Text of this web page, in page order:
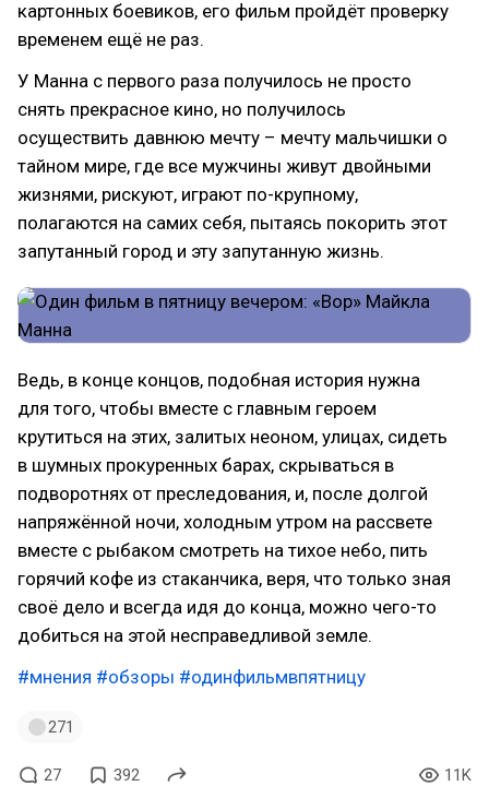
картонных боевиков, его фильм пройдёт проверку
временем ещё не раз.
У Манна с первого раза получилось не просто
снять прекрасное кино, но получилось
осуществить давнюю мечту – мечту мальчишки о
тайном мире, где все мужчины живут двойными
жизнями, рискуют, играют по-крупному,
полагаются на самих себя, пытаясь покорить этот
запутанный город и эту запутанную жизнь.
Ведь, в конце концов, подобная история нужна
для того, чтобы вместе с главным героем
крутиться на этих, залитых неоном, улицах, сидеть
в шумных прокуренных барах, скрываться в
подворотнях от преследования, и, после долгой
напряжённой ночи, холодным утром на рассвете
вместе с рыбаком смотреть на тихое небо, пить
горячий кофе из стаканчика, веря, что только зная
своё дело и всегда идя до конца, можно чего-то
добиться на этой несправедливой земле.
#мнения #обзоры #одинфильмвпятницу
271
27 392 11K